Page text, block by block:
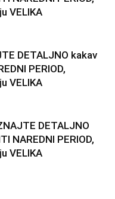
VELIKA
DETALJNO kakav
PERIOD,
VELIKA
DETALJNO
NAREDNI PERIOD,
VELIKA